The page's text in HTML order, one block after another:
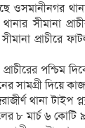
থানার
সীমানা
সীমানা
পশ্চিম
সামগ্রী দিয়ে
থানা
৮ মার্চ ৬ কোটি